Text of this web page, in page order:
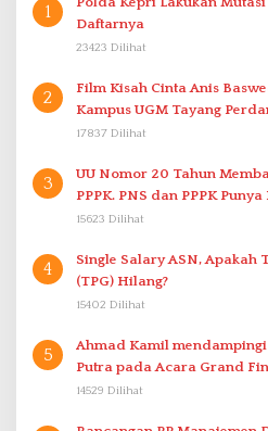
1
Daftarnya
23423 Dilihat
2
Film Kisah Cinta Anis
Kampus UGM Tayang
17837 Dilihat
3
UU Nomor 20 Tahun
PPPK. PNS dan PPPK
15623 Dilihat
4
Single Salary ASN, Apakah
(TPG) Hilang?
15402 Dilihat
5
Ahmad Kamil mendampingi Langsung Dike Mandala
Putra pada Acara Grand
Proklamasi Mirip Bung
14529 Dilihat